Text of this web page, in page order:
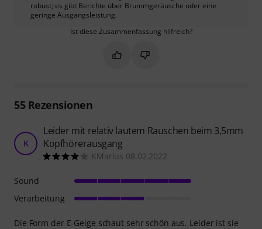
robust; es gibt Berichte über Brummgeräusche oder eine
geringe Ausgangsleistung.
Ist diese Zusammenfassung hilfreich?
Markieren Sie diese
Markieren Sie diese
55Rezensionen
K
Leider mit relativ lautem Rauschen beim 3,5mm
Kopfhörerausgang
KMarius 08.02.2022
Die Form der E-Geige schaut sehr schön aus. Leider ist sie
Sound
Verarbeitung